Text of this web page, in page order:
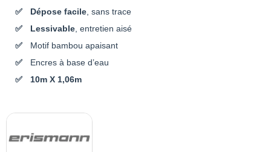
Dépose facile , sans trace
Lessivable , entretien aisé
Motif bambou apaisant
Encres à base d’eau
10m X 1,06m